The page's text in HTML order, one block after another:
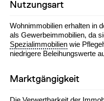
Nutzungsart
Wohnimmobilien erhalten in
als Gewerbeimmobilien, da
Spezialimmobilien wie
niedrigere Beleihungswerte
Marktgängigkeit